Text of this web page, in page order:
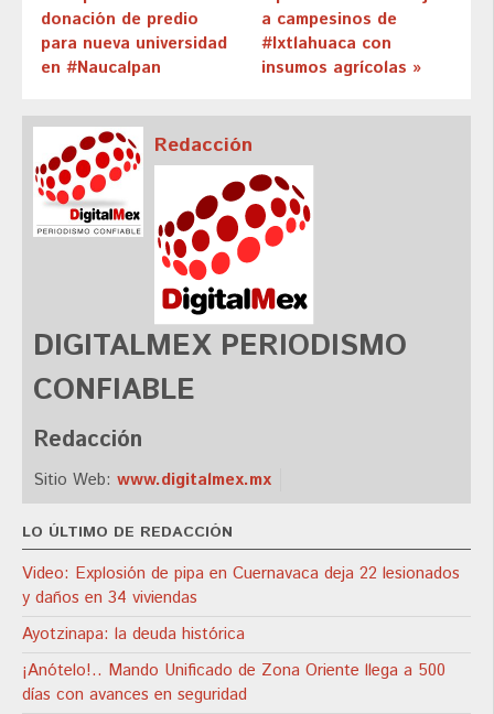
donación de predio
para nueva universidad
en #Naucalpan
a campesinos de
#Ixtlahuaca con
insumos agrícolas »
Redacción
DIGITALMEX PERIODISMO
CONFIABLE
Redacción
Sitio Web: www.digitalmex.mx
LO ÚLTIMO DE REDACCIÓN
Video: Explosión de pipa en Cuernavaca deja 22 lesionados
y daños en 34 viviendas
Ayotzinapa: la deuda histórica
¡Anótelo!.. Mando Unificado de Zona Oriente llega a 500
días con avances en seguridad